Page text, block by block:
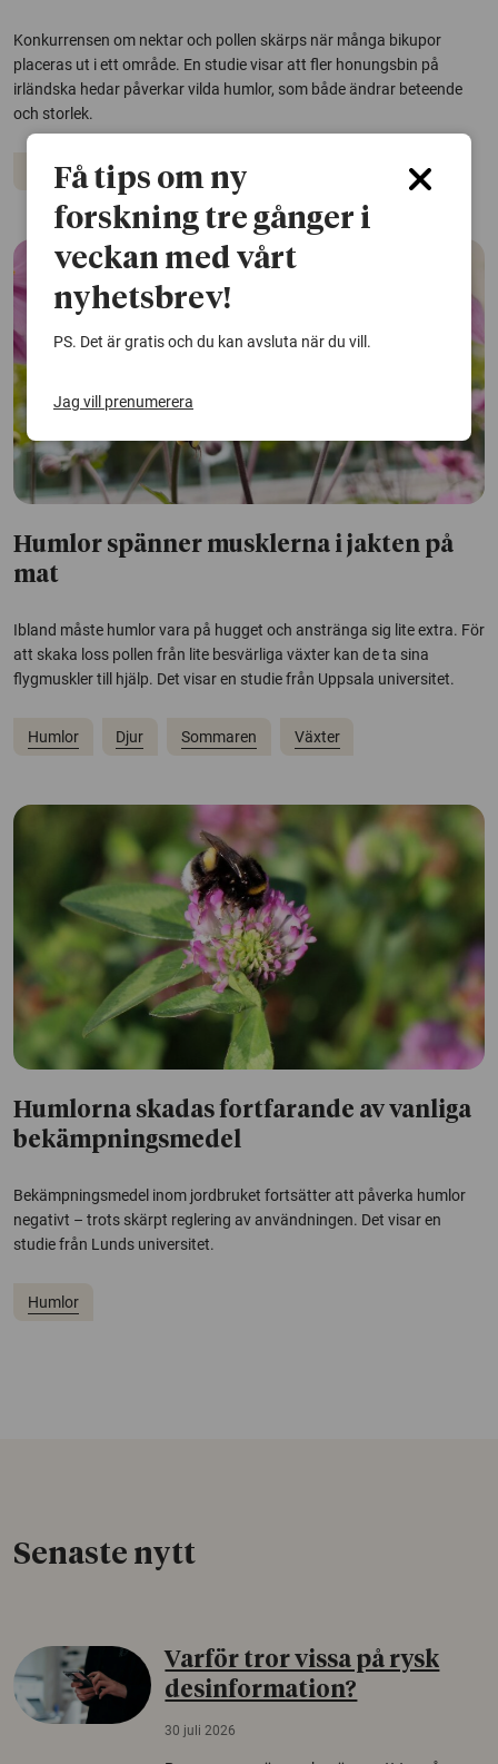
Konkurrensen om nektar och pollen skärps när många bikupor
placeras ut i ett område. En studie visar att fler honungsbin på
irländska hedar påverkar vilda humlor, som både ändrar beteende
och storlek.
Humlor Ekosystem Insekter
Humlor spänner musklerna i jakten på
mat
Ibland måste humlor vara på hugget och anstränga sig lite extra. För
att skaka loss pollen från lite besvärliga växter kan de ta sina
flygmuskler till hjälp. Det visar en studie från Uppsala universitet.
Humlor Djur Sommaren Växter
Humlorna skadas fortfarande av vanliga
bekämpningsmedel
Bekämpningsmedel inom jordbruket fortsätter att påverka humlor
negativt – trots skärpt reglering av användningen. Det visar en
studie från Lunds universitet.
Humlor
Senaste nytt
Varför tror vissa på rysk
desinformation?
30 juli 2026
Få tips om ny
forskning tre gånger i
veckan med vårt
nyhetsbrev!
PS. Det är gratis och du kan avsluta när du vill.
Jag vill prenumerera